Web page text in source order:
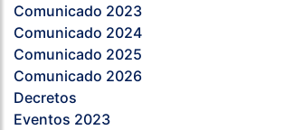
Comunicado 2023
Comunicado 2024
Comunicado 2025
Comunicado 2026
Decretos
Eventos 2023